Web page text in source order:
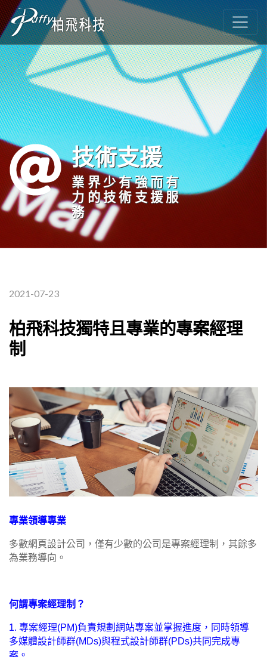
技術支援
業界少有強而有
力的技術支援服
務
2021-07-23
柏飛科技獨特且專業的專案經理
制
專業領導專業
多數網頁設計公司，僅有少數的公司是專案經理制，其餘多
為業務導向。
何謂專案經理制？
1. 專案經理(PM)負責規劃網站專案並掌握進度，同時領導
多媒體設計師群(MDs)與程式設計師群(PDs)共同完成專
案。